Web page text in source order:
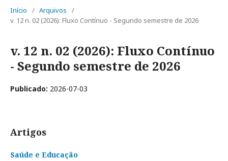
Início / Arquivos
/
v. 12 n. 02 (2026): Fluxo Contínuo - Segundo semestre de 2026
v. 12 n. 02 (2026): Fluxo Contínuo
- Segundo semestre de 2026
Publicado: 2026-07-03
Artigos
Saúde e Educação